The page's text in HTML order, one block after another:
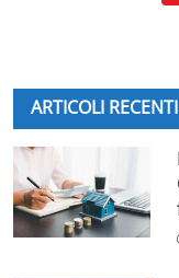
Le pensioni
automatico, ma
sociale
destinata
requisiti di reddito
garantire un livello
economico a chi
ARTICOLI RECENTI